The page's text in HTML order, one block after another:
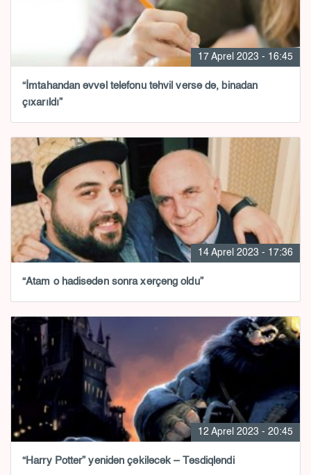
17 Aprel 2023 - 16:45
“İmtahandan əvvəl telefonu təhvil versə də, binadan
çıxarıldı”
14 Aprel 2023 - 17:36
“Atam o hadisədən sonra xərçəng oldu”
12 Aprel 2023 - 20:45
“Harry Potter” yenidən çəkiləcək – Təsdiqləndi